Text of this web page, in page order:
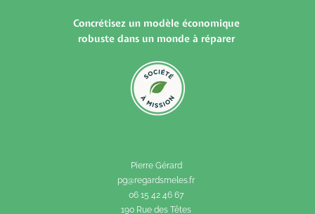
Pierre Gérard
pg@regardsmeles.fr
06 15 42 46 67
190 Rue des Têtes
Concrétisez un modèle économique
robuste dans un monde à réparer